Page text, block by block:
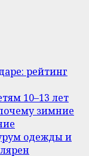
рейтинг
10–13 лет
зимние
одежды и